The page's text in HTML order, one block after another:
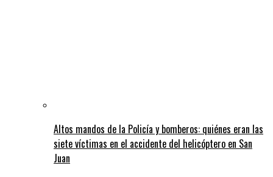
Altos mandos de la Policía y bomberos: quiénes eran las
siete víctimas en el accidente del helicóptero en San
Juan